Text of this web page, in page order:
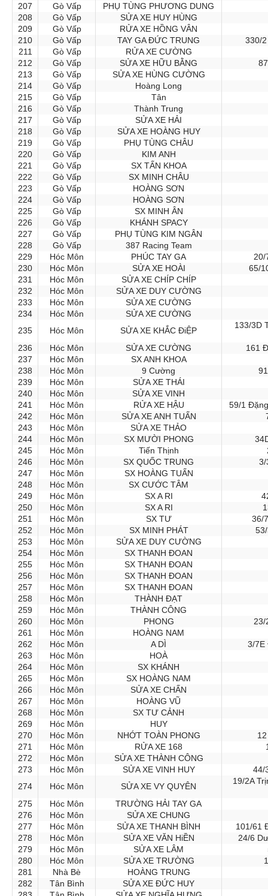
207
Gò Vấp
PHỤ TÙNG PHƯƠNG DUNG
208
Gò Vấp
SỬA XE HUY HÙNG
209
Gò Vấp
RỬA XE HỒNG VÂN
210
Gò Vấp TAY GA ĐỨC TRUNG
330/
211
Gò Vấp
RỬA XE CƯỜNG
212
Gò Vấp SỬA XE HỮU BẰNG
213
Gò Vấp
SỬA XE HÙNG CƯỜNG
214
Gò Vấp
Hoàng Long
215
Gò Vấp
Tân
216
Gò Vấp
Thành Trung
217
Gò Vấp
SỬA XE HẢI
218
Gò Vấp
SỬA XE HOÀNG HUY
219
Gò Vấp
PHỤ TÙNG CHÂU
220
Gò Vấp
KIM ANH
221
Gò Vấp
SX TẤN KHOA
222
Gò Vấp
SX MINH CHÂU
223
Gò Vấp
HOÀNG SƠN
224
Gò Vấp
HOÀNG SƠN
225
Gò Vấp
SX MINH ÂN
226
Gò Vấp
KHÁNH SPACY
227
Gò Vấp
PHỤ TÙNG KIM NGÂN
228
Gò Vấp
387 Racing Team
229
Hóc Môn PHÚC TAY GA
20/
230
Hóc Môn SỬA XE HOÀI
65/
231
Hóc Môn
SỬA XE CHÍP CHÍP
232
Hóc Môn
SỬA XE DUY CƯỜNG
233
Hóc Môn
SỬA XE CƯỜNG
234
Hóc Môn
SỬA XE CƯỜNG
235
Hóc Môn SỬA XE KHẮC ĐiỆP
133/3D
236 Hóc Môn SỬA XE CƯỜNG
161
237
Hóc Môn
SX ANH KHOA
238
Hóc Môn 9 Cường
239
Hóc Môn
SỬA XE THÁI
240
Hóc Môn
SỬA XE VINH
241
Hóc Môn RỬA XE HẬU
59/1
242
Hóc Môn SỬA XE ANH TUẤN
243
Hóc Môn
SỬA XE THẢO
244
Hóc Môn SX MƯỜI PHONG
245
Hóc Môn Tiến Thịnh
246
Hóc Môn SX QUỐC TRUNG
3/
247
Hóc Môn
SX HOÀNG TUẤN
248
Hóc Môn
SX CƯỚC TÂM
249
Hóc Môn SX A RI
250
Hóc Môn SX A RI
251
Hóc Môn SX TƯ
36/
252
Hóc Môn SX MINH PHÁT
253
Hóc Môn
SỬA XE DUY CƯỜNG
254
Hóc Môn
SX THANH ĐOAN
255
Hóc Môn
SX THANH ĐOAN
256
Hóc Môn
SX THANH ĐOAN
257
Hóc Môn
SX THANH ĐOAN
258
Hóc Môn
THÀNH ĐẠT
259
Hóc Môn
THÀNH CÔNG
260
Hóc Môn PHONG
23/
261
Hóc Môn
HOÀNG NAM
262
Hóc Môn A DÌ
3/7E
263
Hóc Môn
HOÀ
264
Hóc Môn
SX KHÁNH
265
Hóc Môn
SX HOÀNG NAM
266
Hóc Môn
SỬA XE CHẤN
267
Hóc Môn
HOÀNG VŨ
268
Hóc Môn
SX TƯ CẢNH
269
Hóc Môn
HUY
270
Hóc Môn NHỚT TOÀN PHONG
271
Hóc Môn RỬA XE 168
272
Hóc Môn
SỬA XE THÀNH CÔNG
273
Hóc Môn SỬA XE VINH HUY
44/
274
Hóc Môn SỬA XE VY QUYÊN
19/2A
275 Hóc Môn
TRƯỜNG HẢI TAY GA
276
Hóc Môn
SỬA XE CHUNG
277
Hóc Môn SỬA XE THANH BÌNH
101/61
278
Hóc Môn SỬA XE VĂN HiỀN
24/6
279
Hóc Môn SỬA XE LÂM
280
Hóc Môn SỬA XE TRƯỜNG
281
Nhà Bè
HOÀNG TRUNG
282
Tân Bình
SỬA XE ĐỨC HUY